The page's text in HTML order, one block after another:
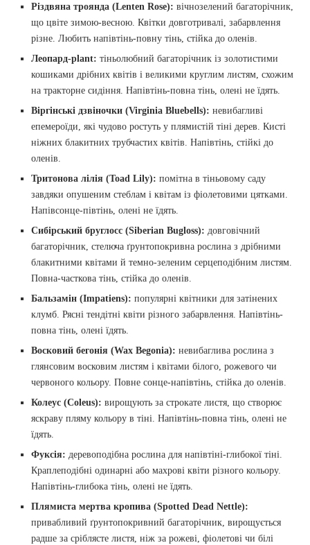
Різдвяна троянда (Lenten Rose): вічнозелений багаторічник,
що цвіте зимою-весною. Квітки довготривалі, забарвлення
різне. Любить напівтінь-повну тінь, стійка до оленів.
Леопард-plant: тіньолюбний багаторічник із золотистими
кошиками дрібних квітів і великими круглим листям, схожим
на тракторне сидіння. Напівтінь-повна тінь, олені не їдять.
Віргінські дзвіночки (Virginia Bluebells): невибагливі
епемероїди, які чудово ростуть у плямистій тіні дерев. Кисті
ніжних блакитних трубчастих квітів. Напівтінь, стійкі до
оленів.
Тритонова лілія (Toad Lily): помітна в тіньовому саду
завдяки опушеним стеблам і квітам із фіолетовими цятками.
Напівсонце-півтінь, олені не їдять.
Сибірський бруглосс (Siberian Bugloss): довговічний
багаторічник, стелюча ґрунтопокривна рослина з дрібними
блакитними квітами й темно-зеленим серцеподібним листям.
Повна-часткова тінь, стійка до оленів.
Бальзамін (Impatiens): популярні квітники для затінених
клумб. Рясні тендітні квіти різного забарвлення. Напівтінь-
повна тінь, олені їдять.
Восковий бегонія (Wax Begonia): невибаглива рослина з
глянсовим восковим листям і квітами білого, рожевого чи
червоного кольору. Повне сонце-напівтінь, стійка до оленів.
Колеус (Coleus): вирощують за строкате листя, що створює
яскраву пляму кольору в тіні. Напівтінь-повна тінь, олені не
їдять.
Фуксія: деревоподібна рослина для напівтіні-глибокої тіні.
Краплеподібні одинарні або махрові квіти різного кольору.
Напівтінь-глибока тінь, олені не їдять.
Плямиста мертва кропива (Spotted Dead Nettle):
привабливий ґрунтопокривний багаторічник, вирощується
радше за сріблясте листя, ніж за рожеві, фіолетові чи білі